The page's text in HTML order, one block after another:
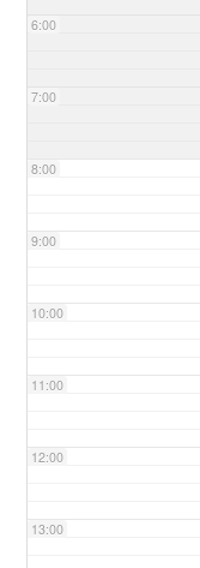
6:00
7:00
8:00
9:00
10:00
11:00
12:00
13:00